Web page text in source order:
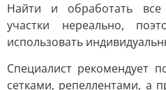
Найти и обработать
участки нереально,
использовать
Специалист рекомендует
сетками, репеллентами, а